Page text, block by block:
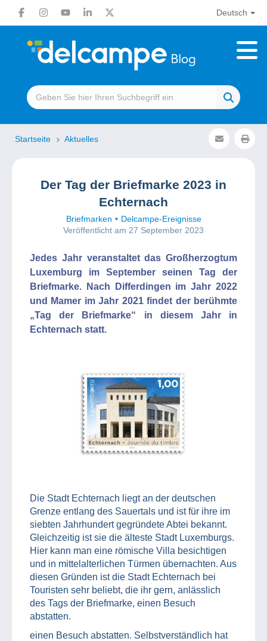
Deutsch
Startseite Aktuelles
Der Tag der Briefmarke 2023 in
Echternach
Briefmarken
Delcampe-Ereignisse
Veröffentlicht am 27 September 2023
Jedes Jahr veranstaltet das Großherzogtum
Luxemburg im September seinen Tag der
Briefmarke. Nach Differdingen im Jahr 2022
und Mamer im Jahr 2021 findet der berühmte
„Tag der Briefmarke“ in diesem Jahr in
Echternach statt.
Die Stadt Echternach liegt an der deutschen
Grenze entlang des Sauertals und ist für ihre im
siebten Jahrhundert gegründete Abtei bekannt.
Gleichzeitig ist sie die älteste Stadt Luxemburgs.
Hier kann man eine römische Villa besichtigen
und in mittelalterlichen Türmen übernachten. Aus
diesen Gründen ist die Stadt Echternach bei
Touristen sehr beliebt, die ihr gern, anlässlich
des Tags der Briefmarke, einen Besuch
abstatten.
einen Besuch abstatten. Selbstverständlich hat